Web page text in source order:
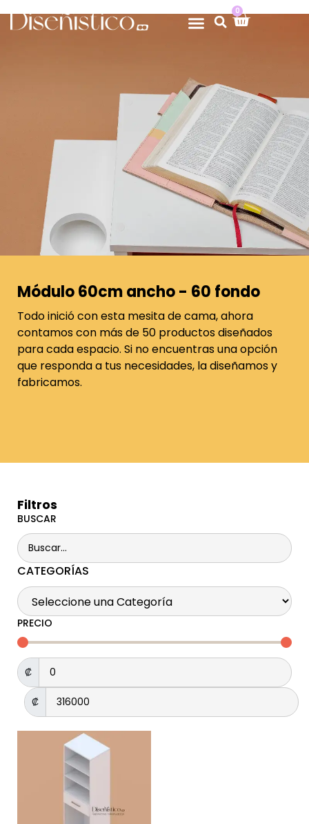
0
Módulo 60cm ancho - 60 fondo
Todo inició con esta mesita de cama, ahora
contamos con más de 50 productos diseñados
para cada espacio. Si no encuentras una opción
que responda a tus necesidades, la diseñamos y
fabricamos.
Filtros
BUSCAR
CATEGORÍAS
PRECIO
₡
₡